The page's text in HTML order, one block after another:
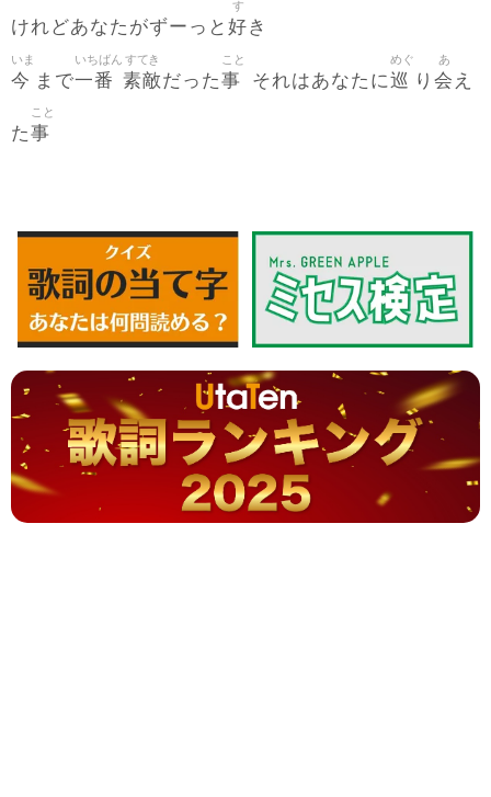
けれどあなたがずーっと 好
す
き
今
いま
まで一番
いちばん
素敵
すてき
だった事
こと
それはあなたに巡
めぐ
り 会
あ
え
た事
こと